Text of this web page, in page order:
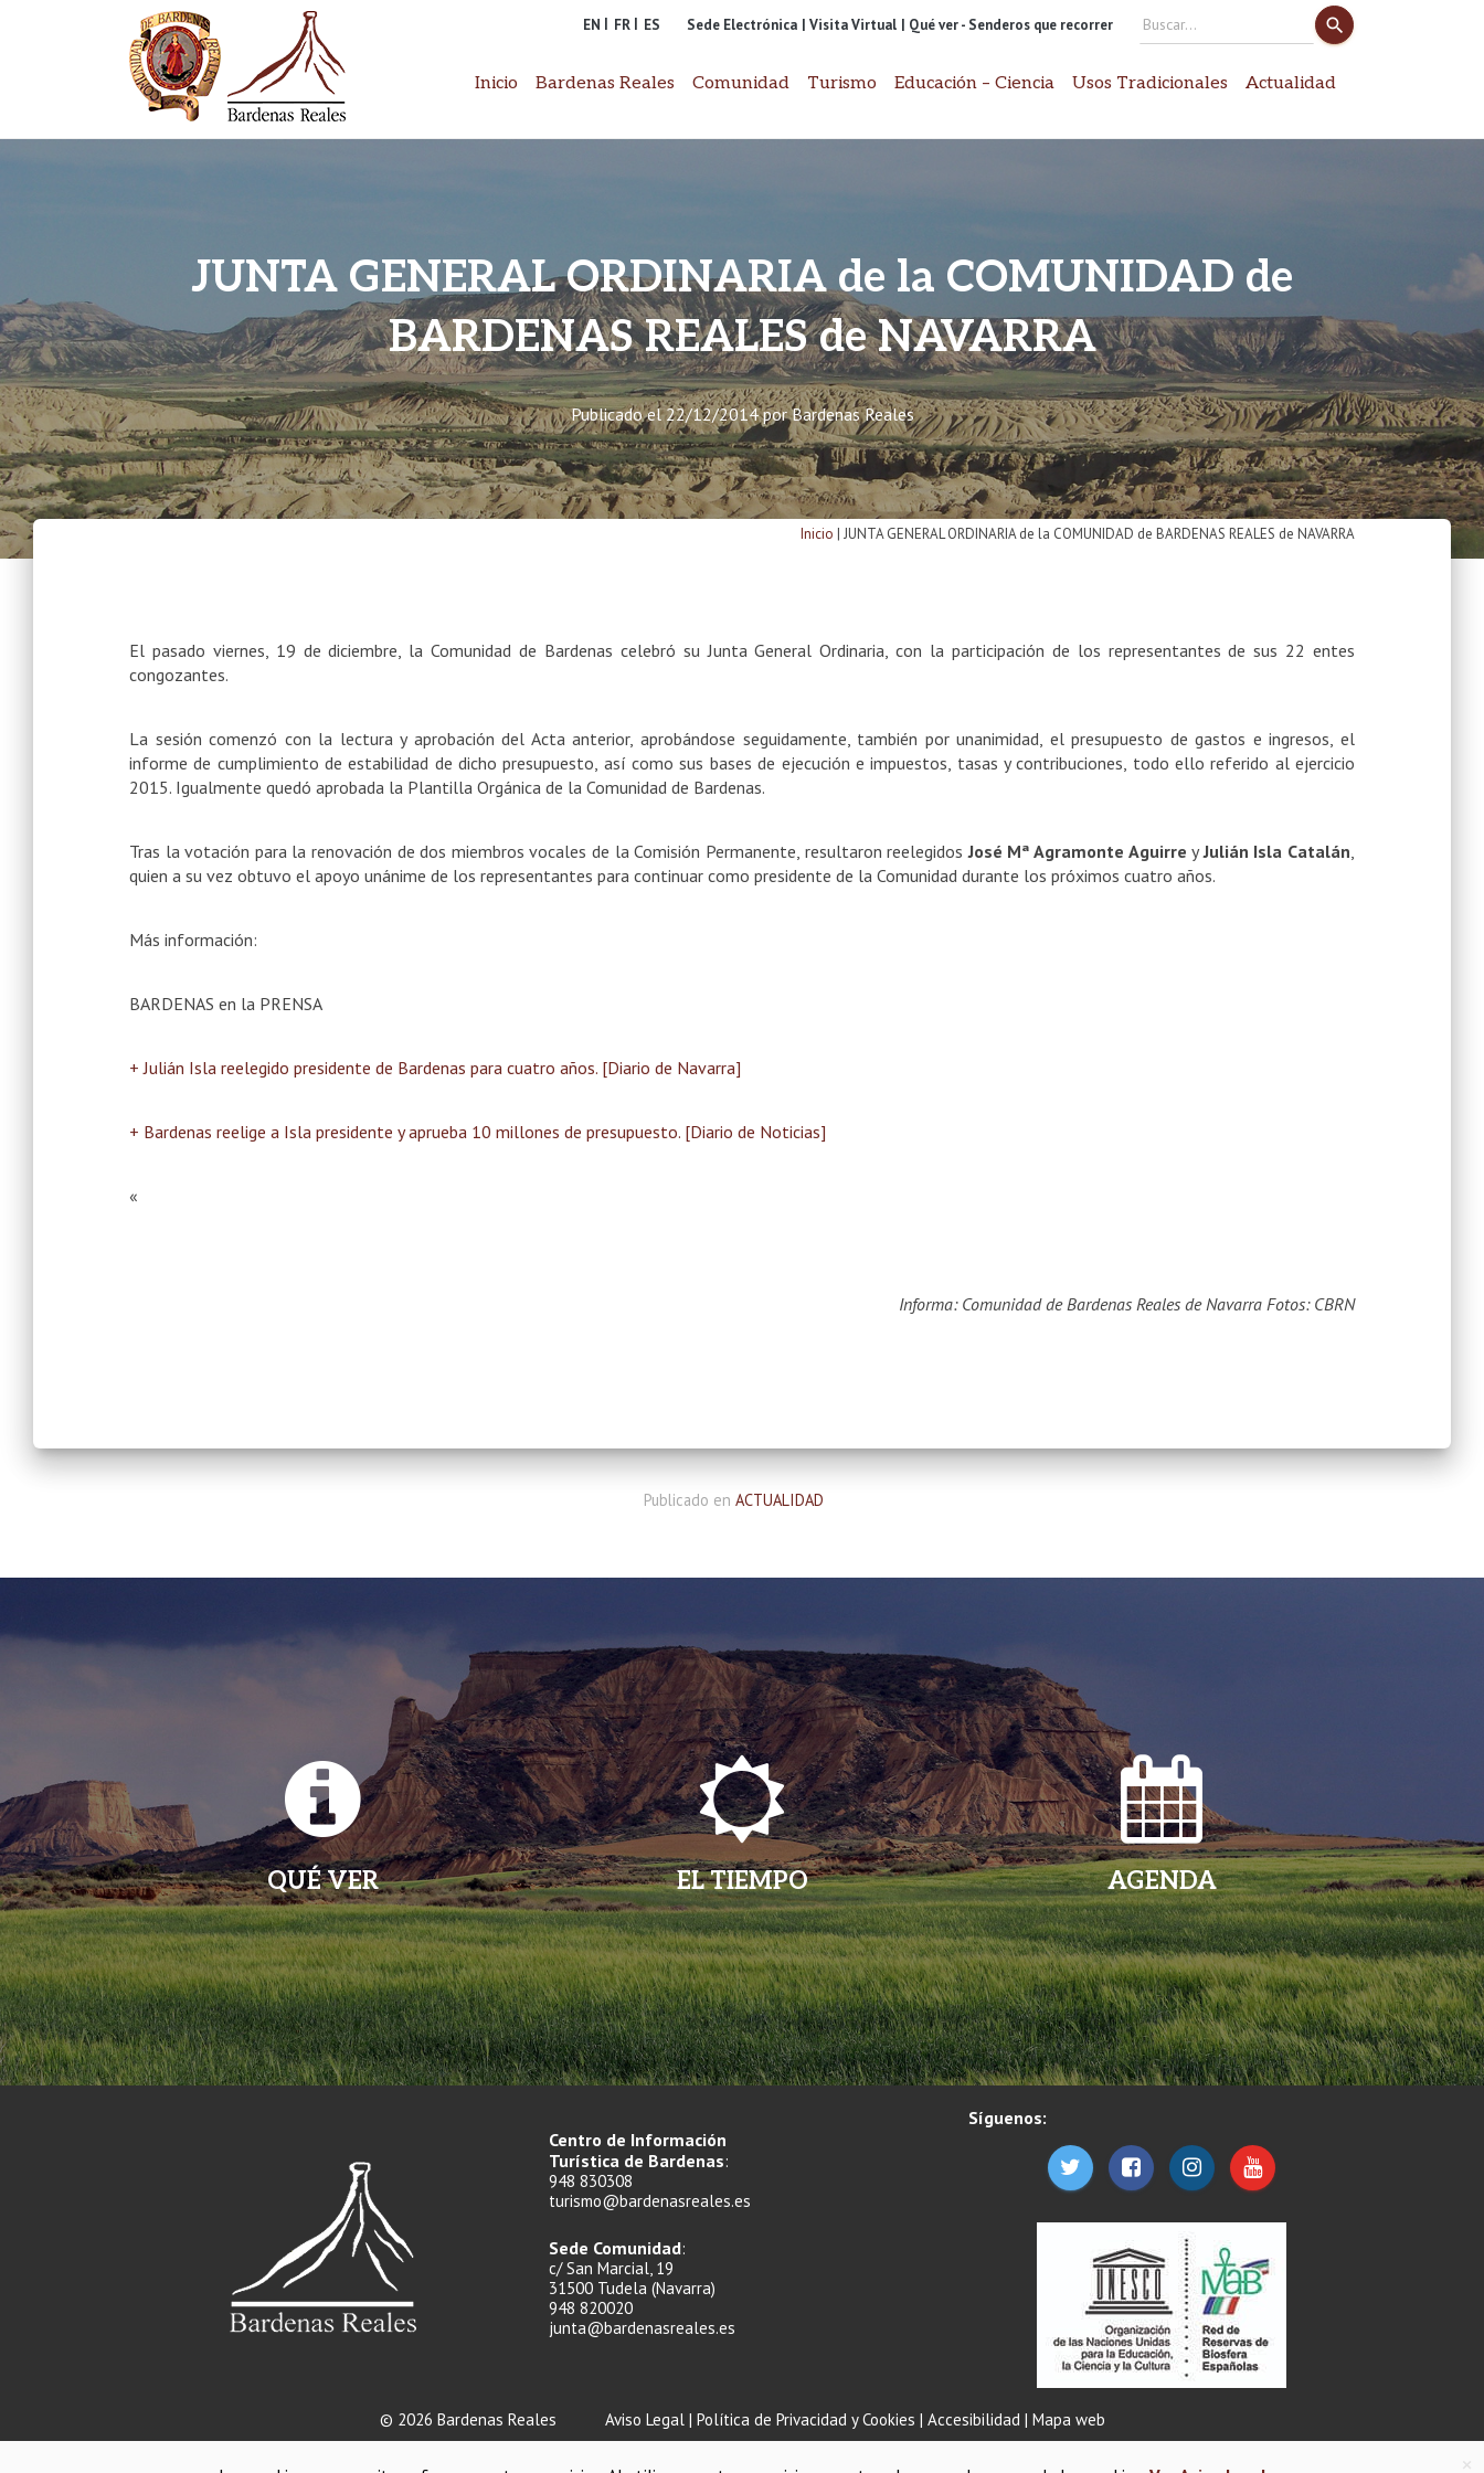
Parque Natural
EN FR ES Sede Electrónica | Visita Virtual | Qué ver - Senderos que recorrer
Search
search
Inicio Bardenas Reales Comunidad Turismo Educación – Ciencia Usos Tradicionales Actualidad
JUNTA GENERAL ORDINARIA de la COMUNIDAD de
BARDENAS REALES de NAVARRA
Publicado el22/12/2014porBardenas Reales
Inicio | JUNTA GENERAL ORDINARIA de la COMUNIDAD de BARDENAS REALES de NAVARRA
El pasado viernes, 19 de diciembre, la Comunidad de Bardenas celebró su Junta General Ordinaria, con la participación de los representantes de sus 22 entes
congozantes.
La sesión comenzó con la lectura y aprobación del Acta anterior, aprobándose seguidamente, también por unanimidad, el presupuesto de gastos e ingresos, el
informe de cumplimiento de estabilidad de dicho presupuesto, así como sus bases de ejecución e impuestos, tasas y contribuciones, todo ello referido al ejercicio
2015. Igualmente quedó aprobada la Plantilla Orgánica de la Comunidad de Bardenas.
Tras la votación para la renovación de dos miembros vocales de la Comisión Permanente, resultaron reelegidosJosé Mª Agramonte Aguirre yJulián Isla Catalán,
quien a su vez obtuvo el apoyo unánime de los representantes para continuar como presidente de la Comunidad durante los próximos cuatro años.
Más información:
BARDENAS en la PRENSA
+ Julián Isla reelegido presidente de Bardenas para cuatro años. [Diario de Navarra]
+ Bardenas reelige a Isla presidente y aprueba 10 millones de presupuesto. [Diario de Noticias]
«
Informa: Comunidad de Bardenas Reales de Navarra Fotos: CBRN
Publicado enACTUALIDAD
QUÉ VER EL TIEMPO AGENDA
Centro de Información
Turística de Bardenas:
948 830308
turismo@bardenasreales.es
Sede Comunidad:
c/ San Marcial, 19
31500 Tudela (Navarra)
948 820020
junta@bardenasreales.es
Síguenos:
© 2026 Bardenas Reales Aviso Legal | Política de Privacidad y Cookies | Accesibilidad | Mapa web
×